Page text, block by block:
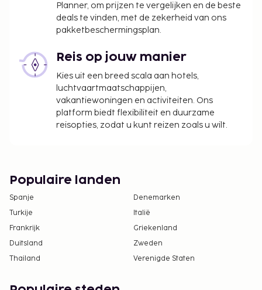
Planner, om prijzen te vergelijken en de beste
deals te vinden, met de zekerheid van ons
pakketbeschermingsplan.
Reis op jouw manier
Kies uit een breed scala aan hotels,
luchtvaartmaatschappijen,
vakantiewoningen en activiteiten. Ons
platform biedt flexibiliteit en duurzame
reisopties, zodat u kunt reizen zoals u wilt.
Populaire landen
Spanje
Denemarken
Turkije
Italië
Frankrijk
Griekenland
Duitsland
Zweden
Thailand
Verenigde Staten